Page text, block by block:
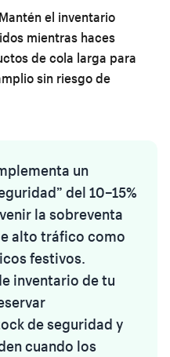
Mantén el inventario
mientras haces
de cola larga para
sin riesgo de
un
del 10–15%
la sobreventa
alto tráfico como
festivos.
inventario de tu
de seguridad y
cuando los